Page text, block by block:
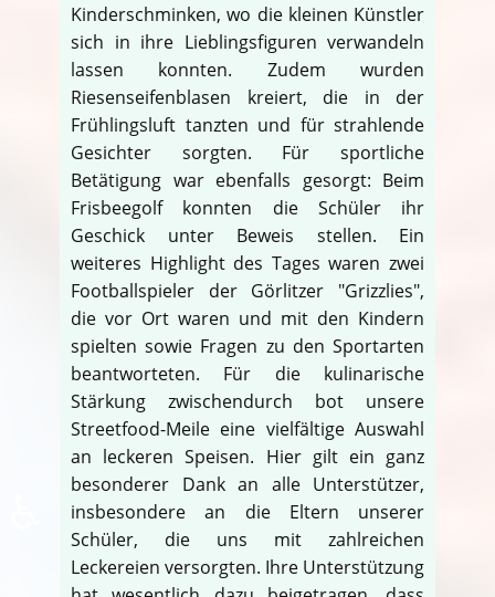
Kinderschminken, wo die kleinen Künstler
sich in ihre Lieblingsfiguren verwandeln
lassen konnten. Zudem wurden
Riesenseifenblasen kreiert, die in der
Frühlingsluft tanzten und für strahlende
Gesichter sorgten. Für sportliche
Betätigung war ebenfalls gesorgt: Beim
Frisbeegolf konnten die Schüler ihr
Geschick unter Beweis stellen. Ein
weiteres Highlight des Tages waren zwei
Footballspieler der Görlitzer "Grizzlies",
die vor Ort waren und mit den Kindern
spielten sowie Fragen zu den Sportarten
beantworteten. Für die kulinarische
Stärkung zwischendurch bot unsere
Streetfood-Meile eine vielfältige Auswahl
an leckeren Speisen. Hier gilt ein ganz
besonderer Dank an alle Unterstützer,
insbesondere an die Eltern unserer
Schüler, die uns mit zahlreichen
Leckereien versorgten. Ihre Unterstützung